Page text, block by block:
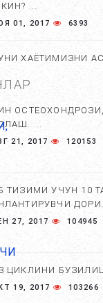
...
01, 2017 6393
ХАЁТИМИЗНИ
01, 2017
УЙҚУ КЕЛИШИ
27, 2018
...
21, 2017 120153
ТИЗИМИ УЧУН 10
27, 2017 104945
ЦИКЛИНИ
19, 2017 103266